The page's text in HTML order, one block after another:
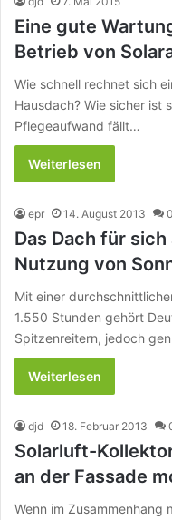
Eine gute
Betrieb von
Wie schnell rechnet sich
Hausdach? Wie sicher ist
Pflegeaufwand fällt…
Weiterlesen
epr 14. August 2013 0
Das Dach für
Nutzung von
Mit einer
1.550 Stunden gehört
Spitzenreitern, jedoch
Weiterlesen
djd 18. Februar 2013
Solarluft-
an der Fassade
Wenn im Zusammenhang